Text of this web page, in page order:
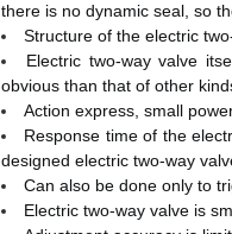
there is no dynamic seal, so
Structure of the electric
Electric two-way valve
obvious than that of other
Action express, small
Response time of the
designed electric two-way
Can also be done only to
Electric two-way valve is